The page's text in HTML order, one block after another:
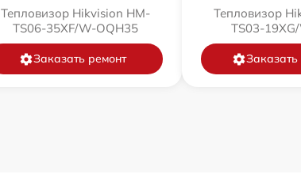
Тепловизор Hikvision HM-
TS06-35XF/W-OQH35
Заказать ремонт
Тепловизор
TS03-
Заказать